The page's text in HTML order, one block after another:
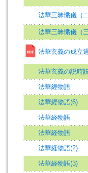
法華三昧懺儀（
法華三昧懺儀（
法華玄義の成立
法華玄義の説時
法華經物語
法華經物語(6)
法華経物語
法華経物語
法華経物語(2)
法華経物語(3)